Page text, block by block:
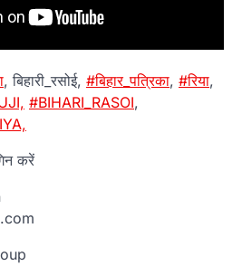
, बिहारी_रसोई, #बिहार_पत्रिका, #रिया,
#BIHARI_RASOI,
करें